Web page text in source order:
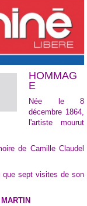
HOMMAG
E
Née le 8
décembre 1864,
l'artiste mourut
de Camille Claudel
que sept visites de son